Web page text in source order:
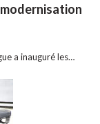
a inauguré les…